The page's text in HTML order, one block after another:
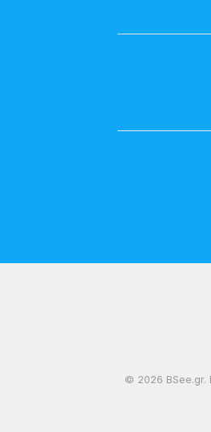
© 2026 BSee.gr.